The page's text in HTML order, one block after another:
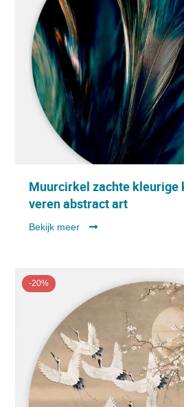
Muurcirkel zachte kleurige
veren abstract art
Bekijk meer
-20%